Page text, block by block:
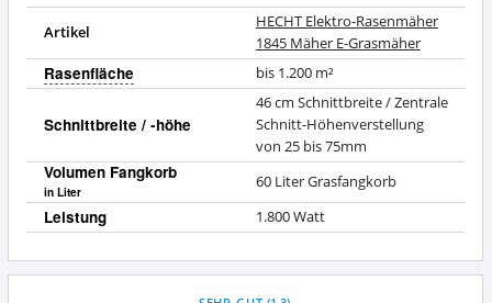
Artikel
HECHT Elektro-Rasenmäher
1845 Mäher E-Grasmäher
Rasenfläche bis 1.200 m²
Schnittbreite / -höhe
46 cm Schnittbreite / Zentrale
Schnitt-Höhenverstellung
von 25 bis 75mm
Volumen Fangkorb
in Liter
60 Liter Grasfangkorb
Leistung 1.800 Watt